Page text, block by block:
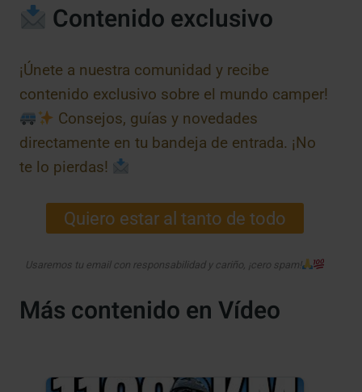
Contenido exclusivo
¡Únete a nuestra comunidad y recibe
contenido exclusivo sobre el mundo camper!
Consejos, guías y novedades
directamente en tu bandeja de entrada. ¡No
te lo pierdas!
Quiero estar al tanto de todo
Usaremos tu email con responsabilidad y cariño, ¡cero spam!
Más contenido en Vídeo